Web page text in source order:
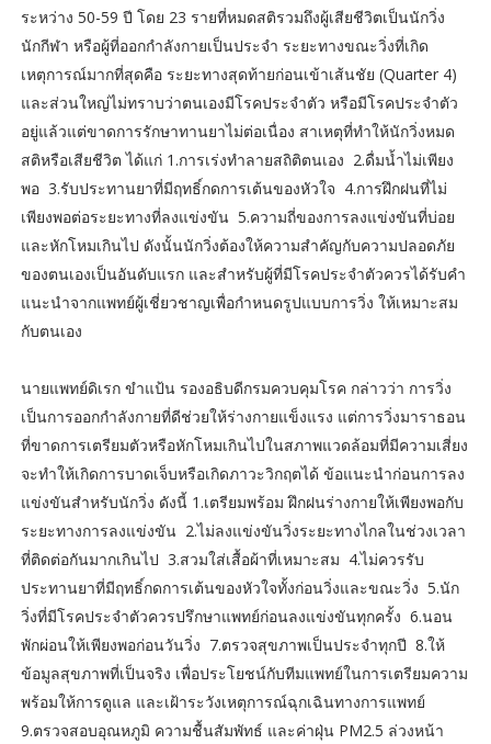
ระหว่าง 50-59 ปี โดย 23 รายที่หมดสติรวมถึงผู้เสียชีวิตเป็นนักวิ่ง
นักกีฬา หรือผู้ที่ออกกำลังกายเป็นประจำ ระยะทางขณะวิ่งที่เกิด
เหตุการณ์มากที่สุดคือ ระยะทางสุดท้ายก่อนเข้าเส้นชัย (Quarter 4)
และส่วนใหญ่ไม่ทราบว่าตนเองมีโรคประจำตัว หรือมีโรคประจำตัว
อยู่แล้วแต่ขาดการรักษาทานยาไม่ต่อเนื่อง สาเหตุที่ทำให้นักวิ่งหมด
สติหรือเสียชีวิต ได้แก่ 1.การเร่งทำลายสถิติตนเอง 2.ดื่มน้ำไม่เพียง
พอ 3.รับประทานยาที่มีฤทธิ์กดการเต้นของหัวใจ 4.การฝึกฝนที่ไม่
เพียงพอต่อระยะทางที่ลงแข่งขัน 5.ความถี่ของการลงแข่งขันที่บ่อย
และหักโหมเกินไป ดังนั้นนักวิ่งต้องให้ความสำคัญกับความปลอดภัย
ของตนเองเป็นอันดับแรก และสำหรับผู้ที่มีโรคประจำตัวควรได้รับคำ
แนะนำจากแพทย์ผู้เชี่ยวชาญเพื่อกำหนดรูปแบบการวิ่ง ให้เหมาะสม
กับตนเอง
นายแพทย์ดิเรก ขำแป้น รองอธิบดีกรมควบคุมโรค กล่าวว่า การวิ่ง
เป็นการออกกำลังกายที่ดีช่วยให้ร่างกายแข็งแรง แต่การวิ่งมาราธอน
ที่ขาดการเตรียมตัวหรือหักโหมเกินไปในสภาพแวดล้อมที่มีความเสี่ยง
จะทำให้เกิดการบาดเจ็บหรือเกิดภาวะวิกฤตได้ ข้อแนะนำก่อนการลง
แข่งขันสำหรับนักวิ่ง ดังนี้ 1.เตรียมพร้อม ฝึกฝนร่างกายให้เพียงพอกับ
ระยะทางการลงแข่งขัน 2.ไม่ลงแข่งขันวิ่งระยะทางไกลในช่วงเวลา
ที่ติดต่อกันมากเกินไป 3.สวมใส่เสื้อผ้าที่เหมาะสม 4.ไม่ควรรับ
ประทานยาที่มีฤทธิ์กดการเต้นของหัวใจทั้งก่อนวิ่งและขณะวิ่ง 5.นัก
วิ่งที่มีโรคประจำตัวควรปรึกษาแพทย์ก่อนลงแข่งขันทุกครั้ง 6.นอน
พักผ่อนให้เพียงพอก่อนวันวิ่ง 7.ตรวจสุขภาพเป็นประจำทุกปี 8.ให้
ข้อมูลสุขภาพที่เป็นจริง เพื่อประโยชน์กับทีมแพทย์ในการเตรียมความ
พร้อมให้การดูแล และเฝ้าระวังเหตุการณ์ฉุกเฉินทางการแพทย์
9.ตรวจสอบอุณหภูมิ ความชื้นสัมพัทธ์ และค่าฝุ่น PM2.5 ล่วงหน้า